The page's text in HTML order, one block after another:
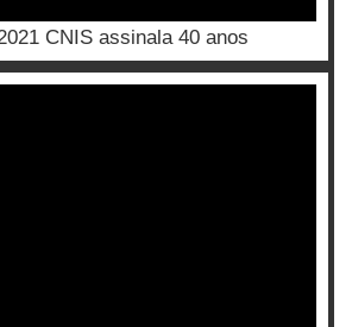
CNIS assinala 40 anos